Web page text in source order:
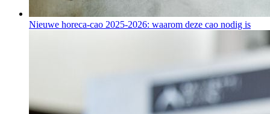
Nieuwe horeca-cao 2025-2026: waarom deze cao nodig is